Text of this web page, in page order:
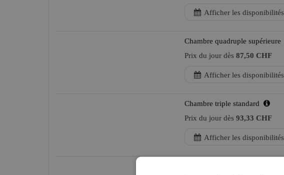
Afficher les disponibilités
Chambre quadruple supérieure
Prix du jour dès 87,50 CHF
Afficher les disponibilités
Chambre triple standard
Prix du jour dès 93,33 CHF
Afficher les disponibilités